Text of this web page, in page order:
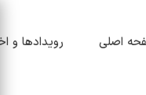
اصلی رویدادها و